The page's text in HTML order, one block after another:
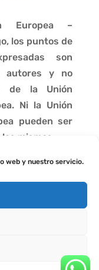
web y nuestro servicio.
Europea –
los puntos de
son
autores y no
de la Unión
Ni la Unión
pueden ser
mismas.